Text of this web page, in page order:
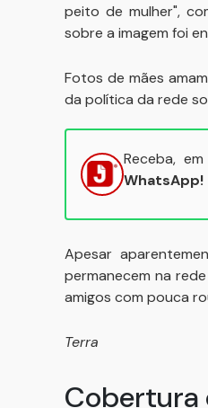
peito de mulher",
sobre a imagem foi
Fotos de mães
da política da rede
Receba, em
WhatsApp!
Apesar
permanecem na
amigos com pouca
Terra
Cobertura